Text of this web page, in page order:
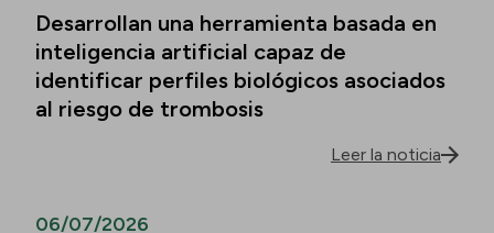
Desarrollan una herramienta basada en
inteligencia artificial capaz de
identificar perfiles biológicos asociados
al riesgo de trombosis
Leer la noticia
06/07/2026